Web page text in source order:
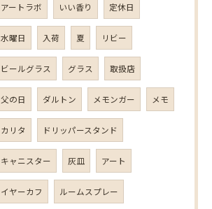
アートラボ いい香り 定休日
水曜日 入荷 夏 リビー
ビールグラス グラス 取扱店
父の日 ダルトン メモンガー メモ
カリタ ドリッパースタンド
キャニスター 灰皿 アート
イヤーカフ ルームスプレー